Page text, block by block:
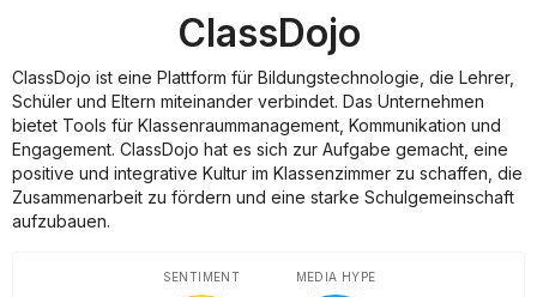
ClassDojo
ClassDojo ist eine Plattform für Bildungstechnologie, die Lehrer,
Schüler und Eltern miteinander verbindet. Das Unternehmen
bietet Tools für Klassenraummanagement, Kommunikation und
Engagement. ClassDojo hat es sich zur Aufgabe gemacht, eine
positive und integrative Kultur im Klassenzimmer zu schaffen, die
Zusammenarbeit zu fördern und eine starke Schulgemeinschaft
aufzubauen.
SENTIMENT MEDIA HYPE